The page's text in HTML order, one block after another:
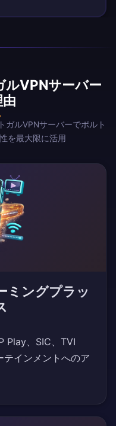
VPNサーバー
ガルVPNサーバーでポルト
を最大限に活用
ミングプラッ
Play、SIC、TVI
インメントへのア